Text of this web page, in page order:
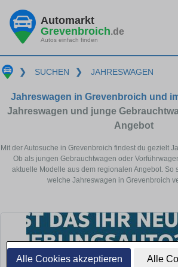
Alle Cookies akzeptieren Alle
Automarkt
Grevenbroich.de
Autos einfach finden
❯ SUCHEN ❯ JAHRESWAGEN
Jahreswagen in Grevenbroich und
Jahreswagen und junge
Angebot
Mit der Autosuche in Grevenbroich findest du gezielt
Ob als jungen Gebrauchtwagen oder
aktuelle Modelle aus dem regionalen Angebot. So
welche Jahreswagen in Grevenbroich